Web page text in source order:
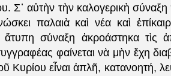
Σ᾽ αὐτὴν τὴν καλογερικὴ
παλαιὰ καὶ νέα καὶ
ἄτυπη σύναξη ἀκροάστηκα τὶς
φαίνεται νὰ μὴν ἔχη
Κυρίου εἶναι ἁπλῆ, κατανοητή,